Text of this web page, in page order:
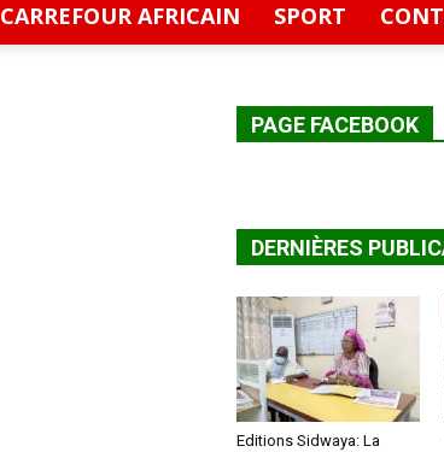
CARREFOUR AFRICAIN SPORT
PAGE FACEBOOK
DERNIÈRES
Editions Sidwaya: La